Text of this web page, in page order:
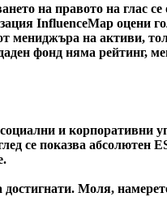
на правото на глас
InfluenceMap
мениджъра на активи,
фонд няма рейтинг,
и корпоративни
се показва абсолютен
достигнати. Моля,